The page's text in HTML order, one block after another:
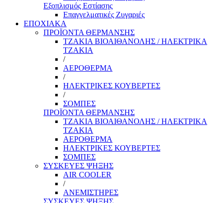
Εξοπλισμός Εστίασης
Επαγγελματικές Ζυγαριές
ΕΠΟΧΙΑΚΑ
ΠΡΟΪΟΝΤΑ ΘΕΡΜΑΝΣΗΣ
ΤΖΑΚΙΑ ΒΙΟΑΙΘΑΝΟΛΗΣ / ΗΛΕΚΤΡΙΚΑ
ΤΖΑΚΙΑ
/
ΑΕΡΟΘΕΡΜΑ
/
ΗΛΕΚΤΡΙΚΕΣ ΚΟΥΒΕΡΤΕΣ
/
ΣΟΜΠΕΣ
ΠΡΟΪΟΝΤΑ ΘΕΡΜΑΝΣΗΣ
ΤΖΑΚΙΑ ΒΙΟΑΙΘΑΝΟΛΗΣ / ΗΛΕΚΤΡΙΚΑ
ΤΖΑΚΙΑ
ΑΕΡΟΘΕΡΜΑ
ΗΛΕΚΤΡΙΚΕΣ ΚΟΥΒΕΡΤΕΣ
ΣΟΜΠΕΣ
ΣΥΣΚΕΥΕΣ ΨΗΞΗΣ
AIR COOLER
/
ΑΝΕΜΙΣΤΗΡΕΣ
ΣΥΣΚΕΥΕΣ ΨΗΞΗΣ